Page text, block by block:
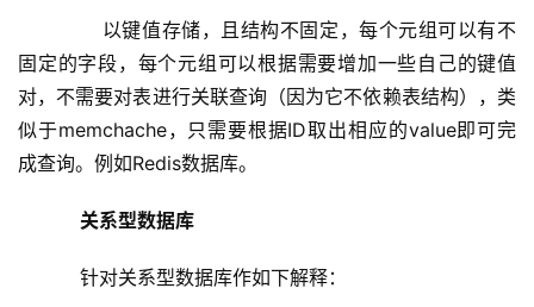
以键值存储，且结构不固定，每个元组可以有不
固定的字段，每个元组可以根据需要增加一些自己的键值
对，不需要对表进行关联查询（因为它不依赖表结构），类
似于memchache，只需要根据ID取出相应的value即可完
成查询。例如Redis数据库。
关系型数据库
针对关系型数据库作如下解释：